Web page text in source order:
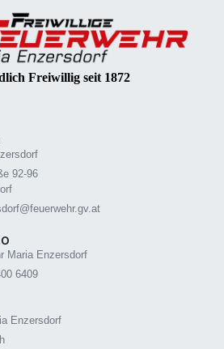
Freiwillig seit 1872
92-96
Maria Enzersdorf
6409
Enzersdorf